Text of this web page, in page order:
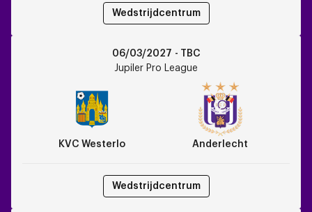
Wedstrijdcentrum
06/03/2027 - TBC
Jupiler Pro League
KVC Westerlo Anderlecht
Wedstrijdcentrum